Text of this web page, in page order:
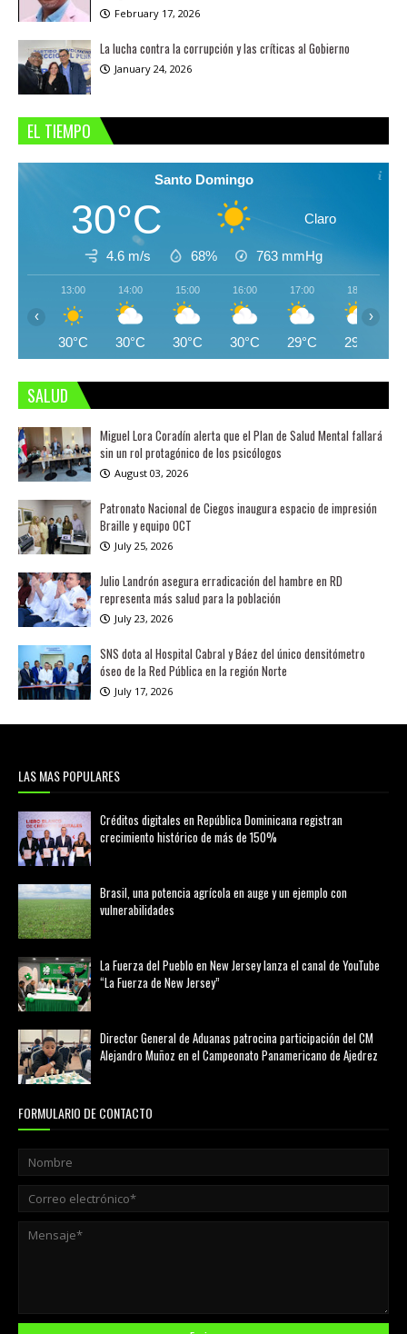
February 17, 2026
La lucha contra la corrupción y las críticas al Gobierno
January 24, 2026
EL TIEMPO
Santo Domingo
30°C Claro
4.6 m/s 68% 763 mmHg
13:00
30°C
14:00
30°C
15:00
30°C
16:00
30°C
17:00
29°C
18:00
29°C
‹ ›
SALUD
Miguel Lora Coradín alerta que el Plan de Salud Mental fallará
sin un rol protagónico de los psicólogos
August 03, 2026
Patronato Nacional de Ciegos inaugura espacio de impresión
Braille y equipo OCT
July 25, 2026
Julio Landrón asegura erradicación del hambre en RD
representa más salud para la población
July 23, 2026
SNS dota al Hospital Cabral y Báez del único densitómetro
óseo de la Red Pública en la región Norte
July 17, 2026
LAS MAS POPULARES
Créditos digitales en República Dominicana registran
crecimiento histórico de más de 150%
Brasil, una potencia agrícola en auge y un ejemplo con
vulnerabilidades
La Fuerza del Pueblo en New Jersey lanza el canal de YouTube
“La Fuerza de New Jersey”
Director General de Aduanas patrocina participación del CM
Alejandro Muñoz en el Campeonato Panamericano de Ajedrez
FORMULARIO DE CONTACTO